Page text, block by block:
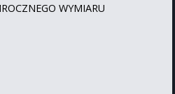
WYMIARU